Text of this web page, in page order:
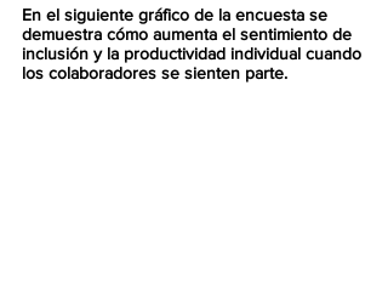
En el siguiente gráfico de la encuesta se
demuestra cómo aumenta el sentimiento de
inclusión y la productividad individual cuando
los colaboradores se sienten parte.